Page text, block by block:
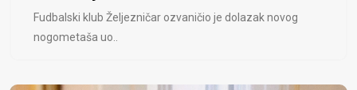
Fudbalski klub Željezničar ozvaničio je dolazak novog
nogometaša uo..